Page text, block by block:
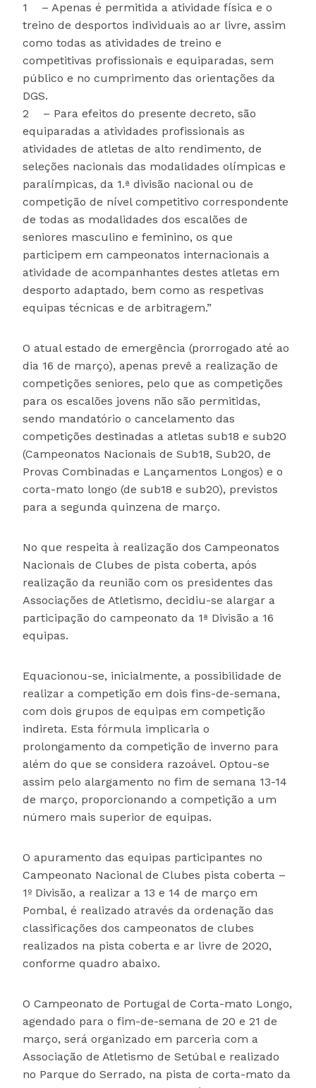
1 – Apenas é permitida a atividade física e o
treino de desportos individuais ao ar livre, assim
como todas as atividades de treino e
competitivas profissionais e equiparadas, sem
público e no cumprimento das orientações da
DGS.
2 – Para efeitos do presente decreto, são
equiparadas a atividades profissionais as
atividades de atletas de alto rendimento, de
seleções nacionais das modalidades olímpicas e
paralímpicas, da 1.ª divisão nacional ou de
competição de nível competitivo correspondente
de todas as modalidades dos escalões de
seniores masculino e feminino, os que
participem em campeonatos internacionais a
atividade de acompanhantes destes atletas em
desporto adaptado, bem como as respetivas
equipas técnicas e de arbitragem.”
O atual estado de emergência (prorrogado até ao
dia 16 de março), apenas prevê a realização de
competições seniores, pelo que as competições
para os escalões jovens não são permitidas,
sendo mandatório o cancelamento das
competições destinadas a atletas sub18 e sub20
(Campeonatos Nacionais de Sub18, Sub20, de
Provas Combinadas e Lançamentos Longos) e o
corta-mato longo (de sub18 e sub20), previstos
para a segunda quinzena de março.
No que respeita à realização dos Campeonatos
Nacionais de Clubes de pista coberta, após
realização da reunião com os presidentes das
Associações de Atletismo, decidiu-se alargar a
participação do campeonato da 1ª Divisão a 16
equipas.
Equacionou-se, inicialmente, a possibilidade de
realizar a competição em dois fins-de-semana,
com dois grupos de equipas em competição
indireta. Esta fórmula implicaria o
prolongamento da competição de inverno para
além do que se considera razoável. Optou-se
assim pelo alargamento no fim de semana 13-14
de março, proporcionando a competição a um
número mais superior de equipas.
O apuramento das equipas participantes no
Campeonato Nacional de Clubes pista coberta –
1º Divisão, a realizar a 13 e 14 de março em
Pombal, é realizado através da ordenação das
classificações dos campeonatos de clubes
realizados na pista coberta e ar livre de 2020,
conforme quadro abaixo.
O Campeonato de Portugal de Corta-mato Longo,
agendado para o fim-de-semana de 20 e 21 de
março, será organizado em parceria com a
Associação de Atletismo de Setúbal e realizado
no Parque do Serrado, na pista de corta-mato da